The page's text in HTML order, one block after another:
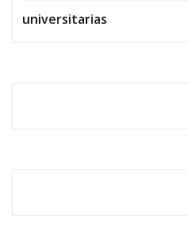
universitarias